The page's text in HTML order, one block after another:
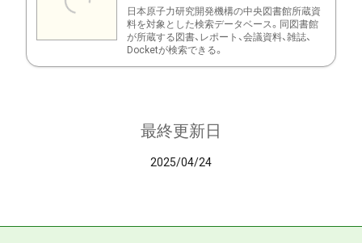
日本原子力研究開発機構の中央図書館所蔵資
料を対象とした検索データベース。同図書館
が所蔵する図書、レポート、会議資料、雑誌、
Docketが検索できる。
最終更新日
2025/04/24